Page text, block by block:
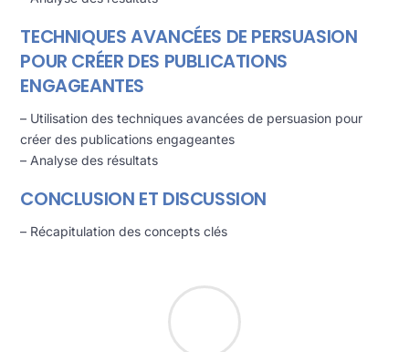
TECHNIQUES AVANCÉES DE PERSUASION
POUR CRÉER DES PUBLICATIONS
ENGAGEANTES
– Utilisation des techniques avancées de persuasion pour
créer des publications engageantes
– Analyse des résultats
CONCLUSION ET DISCUSSION
– Récapitulation des concepts clés